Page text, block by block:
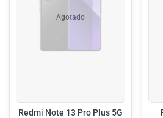
Agotado
Redmi Note 13 Pro Plus 5G